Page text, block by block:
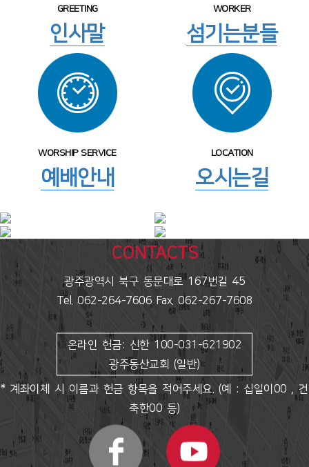
GREETING
인사말
WORKER
섬기는분들
WORSHIP SERVICE
예배안내
LOCATION
오시는길
CONTACTS
광주광역시 북구 동문대로 167번길 45
Tel. 062-264-7606 Fax. 062-267-7608
온라인 헌금: 신한 100-031-621902
광주동산교회 (일반)
* 계좌이체 시 이름과 헌금 항목을 적어주세요. (예 : 십일이00 , 건
축한00 등)